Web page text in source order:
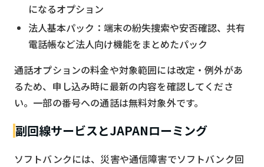
になるオプション
法人基本パック：端末の紛失捜索や安否確認、共有
電話帳など法人向け機能をまとめたパック
通話オプションの料金や対象範囲には改定・例外があ
るため、申し込み時に最新の内容を確認してくださ
い。一部の番号への通話は無料対象外です。
副回線サービスとJAPANローミング
ソフトバンクには、災害や通信障害でソフトバンク回